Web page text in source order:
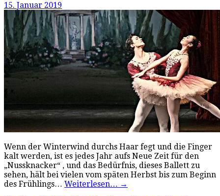
15. Januar 2019
Wenn der Winterwind durchs Haar fegt und die Finger
kalt werden, ist es jedes Jahr aufs Neue Zeit für den
„Nussknacker“ , und das Bedürfnis, dieses Ballett zu
sehen, hält bei vielen vom späten Herbst bis zum Beginn
des Frühlings… Weiterlesen… →